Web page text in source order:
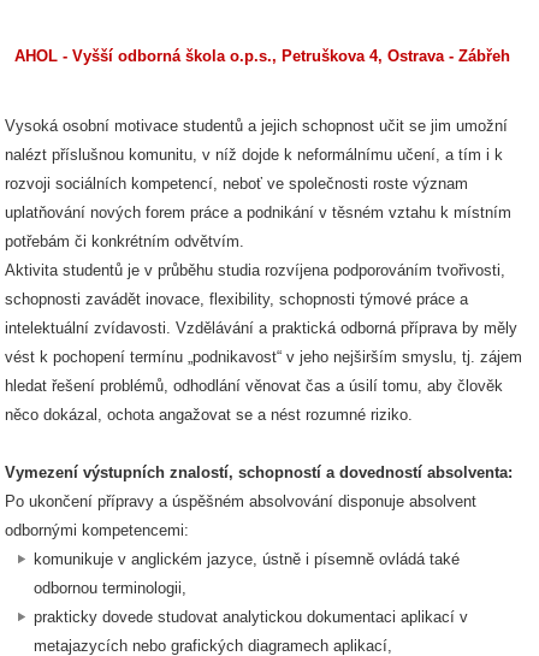
AHOL - Vyšší odborná škola o.p.s., Petruškova 4, Ostrava - Zábřeh
Vysoká osobní motivace studentů a jejich schopnost učit se jim umožní
nalézt příslušnou komunitu, v níž dojde k neformálnímu učení, a tím i k
rozvoji sociálních kompetencí, neboť ve společnosti roste význam
uplatňování nových forem práce a podnikání v těsném vztahu k místním
potřebám či konkrétním odvětvím.
Aktivita studentů je v průběhu studia rozvíjena podporováním tvořivosti,
schopnosti zavádět inovace, flexibility, schopnosti týmové práce a
intelektuální zvídavosti. Vzdělávání a praktická odborná příprava by měly
vést k pochopení termínu „podnikavost“ v jeho nejširším smyslu, tj. zájem
hledat řešení problémů, odhodlání věnovat čas a úsilí tomu, aby člověk
něco dokázal, ochota angažovat se a nést rozumné riziko.
Vymezení výstupních znalostí, schopností a dovedností absolventa:
Po ukončení přípravy a úspěšném absolvování disponuje absolvent
odbornými kompetencemi:
komunikuje v anglickém jazyce, ústně i písemně ovládá také
odbornou terminologii,
prakticky dovede studovat analytickou dokumentaci aplikací v
metajazycích nebo grafických diagramech aplikací,